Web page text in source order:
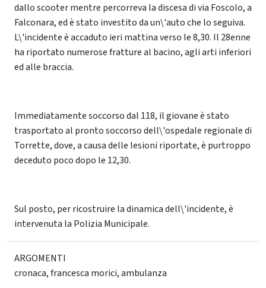
dallo scooter mentre percorreva la discesa di via Foscolo, a
Falconara, ed è stato investito da un\'auto che lo seguiva.
L\'incidente è accaduto ieri mattina verso le 8,30. Il 28enne
ha riportato numerose fratture al bacino, agli arti inferiori
ed alle braccia.
Immediatamente soccorso dal 118, il giovane è stato
trasportato al pronto soccorso dell\'ospedale regionale di
Torrette, dove, a causa delle lesioni riportate, è purtroppo
deceduto poco dopo le 12,30.
Sul posto, per ricostruire la dinamica dell\'incidente, è
intervenuta la Polizia Municipale.
ARGOMENTI
cronaca,francesca morici,ambulanza